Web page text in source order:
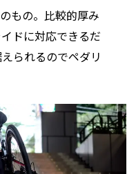
もの。比較的厚み
ドに対応できるだ
られるのでペダリ